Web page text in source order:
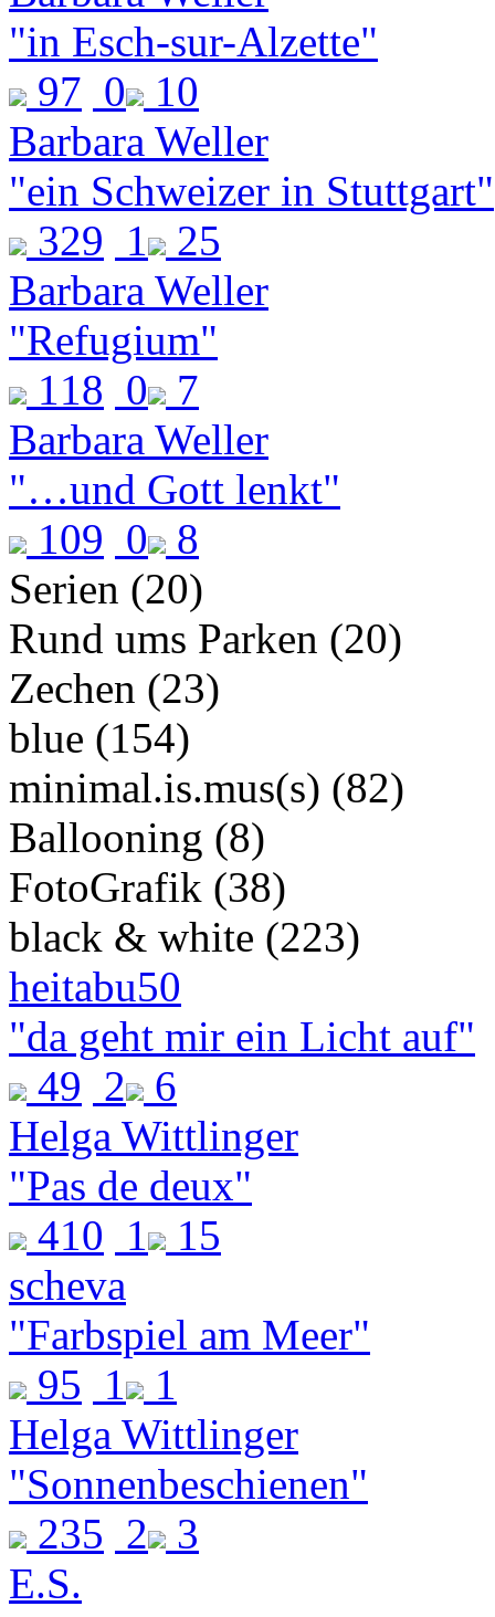
"in Esch-sur-Alzette"
97 0
10
Barbara Weller
"ein Schweizer in Stuttgart"
329 1
25
Barbara Weller
"Refugium"
118 0
7
Barbara Weller
"…und Gott lenkt"
109 0
8
Serien (20)
Rund ums Parken (20)
Zechen (23)
blue (154)
minimal.is.mus(s) (82)
Ballooning (8)
FotoGrafik (38)
black & white (223)
heitabu50
"da geht mir ein Licht auf"
49 2
6
Helga Wittlinger
"Pas de deux"
410 1
15
scheva
"Farbspiel am Meer"
95 1
1
Helga Wittlinger
"Sonnenbeschienen"
235 2
3
E.S.